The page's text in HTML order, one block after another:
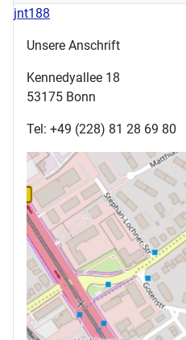
jnt188
Unsere Anschrift
Kennedyallee 18
53175 Bonn
Tel: +49 (228) 81 28 69 80